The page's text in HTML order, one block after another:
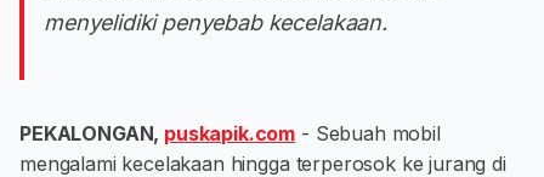
menyelidiki penyebab kecelakaan.
PEKALONGAN, puskapik.com - Sebuah mobil
mengalami kecelakaan hingga terperosok ke jurang di